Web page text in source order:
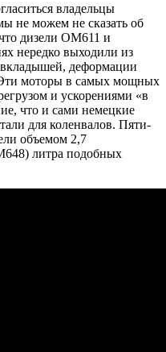
владельцы
не можем не сказать об
дизели OM611 и
нередко выходили из
вкладышей, деформации
Эти моторы в самых мощных
и ускорениями «в
что и сами немецкие
для коленвалов. Пяти-
объемом 2,7
литра подобных